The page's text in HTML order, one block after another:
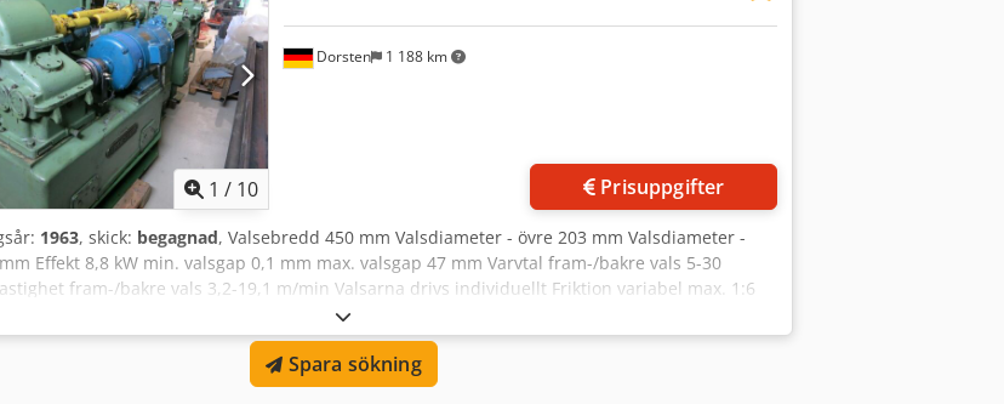
1 / 10
Dorsten 1 188 km
Prisuppgifter
1963, skick: begagnad, Valsebredd 450 mm Valsdiameter - övre 203 mm Valsdiameter -
Effekt 8,8 kW min. valsgap 0,1 mm max. valsgap 47 mm Varvtal fram-/bakre vals 5-30
fram-/bakre vals 3,2-19,1 m/min Valsarna drivs individuellt Friktion variabel max. 1:6
manuell Varvtalsreglering manuell Extern temperaturstyrning Valsarna är internt kylade
Nödstoppbåge (manuell) på båda sidor De tekniska uppgifterna är tillverkarnas eller
uppgifter och därmed utan förbindelse för oss. Mellanförsäljning förbehålles; våra allmänna
gäller uteslutande. Om oss Över 400 egna maskiner i lager Över 15 000 m² lageryta,
Spara sökning